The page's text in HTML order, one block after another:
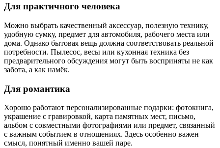
Для практичного человека
Можно выбрать качественный аксессуар, полезную технику,
удобную сумку, предмет для автомобиля, рабочего места или
дома. Однако бытовая вещь должна соответствовать реальной
потребности. Пылесос, весы или кухонная техника без
предварительного обсуждения могут быть восприняты не как
забота, а как намёк.
Для романтика
Хорошо работают персонализированные подарки: фотокнига,
украшение с гравировкой, карта памятных мест, письмо,
альбом с совместными фотографиями или предмет, связанный
с важным событием в отношениях. Здесь особенно важен
смысл, понятный именно вашей паре.